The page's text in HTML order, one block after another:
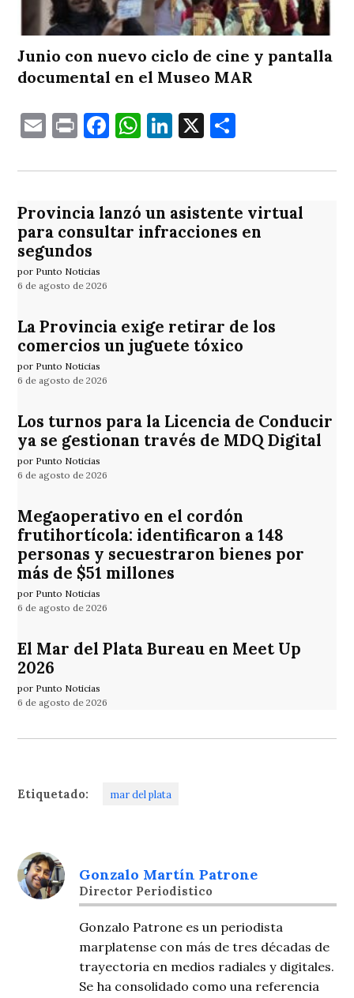
Junio con nuevo ciclo de cine y pantalla
documental en el Museo MAR
EmailPrintFacebook
WhatsApp
LinkedIn
X
Provincia lanzó un asistente virtual
para consultar infracciones en
segundos
por Punto Noticias
6 de agosto de 2026
La Provincia exige retirar de los
comercios un juguete tóxico
por Punto Noticias
6 de agosto de 2026
Los turnos para la Licencia de Conducir
ya se gestionan través de MDQ Digital
por Punto Noticias
6 de agosto de 2026
Megaoperativo en el cordón
frutihortícola: identificaron a 148
personas y secuestraron bienes por
más de $51 millones
por Punto Noticias
6 de agosto de 2026
El Mar del Plata Bureau en Meet Up
2026
por Punto Noticias
6 de agosto de 2026
Etiquetado: mar del plata
Gonzalo Martín Patrone
Director Periodistico
Gonzalo Patrone es un periodista
marplatense con más de tres décadas de
trayectoria en medios radiales y digitales.
Se ha consolidado como una referencia